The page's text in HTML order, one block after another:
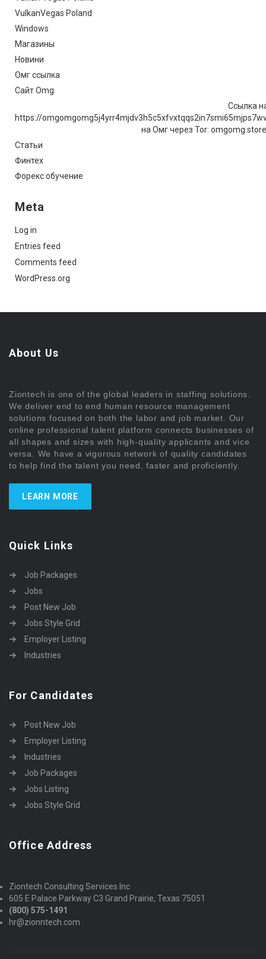
VulkanVegas Poland
Windows
Магазины
Новини
Омг ссылка
Сайт Omg
Ссылка
https://
на Омг через Tor:
Статьи
Финтех
Форекс обучение
Meta
Log in
Entries feed
Comments feed
WordPress.org
About Us
Ziontech is one of the global leaders in staffing solutions.
We deliver end to end human resource management
solutions focused on both the labor and job market. Our
online professional talent platform connects businesses of
all shapes and sizes with high-quality applicants and vice
versa. We have a vigorous network of quality candidates
to help find the talent you need, faster and proficiently.
LEARN MORE
Quick Links
Job Packages
Jobs
Post New Job
Jobs Style Grid
Employer Listing
Industries
For Candidates
Post New Job
Employer Listing
Industries
Job Packages
Jobs Listing
Jobs Style Grid
Office Address
Ziontech Consulting Services Inc
605 E Palace Parkway C3 Grand Prairie, Texas 75051
(800) 575-1491
hr@zionntech.com